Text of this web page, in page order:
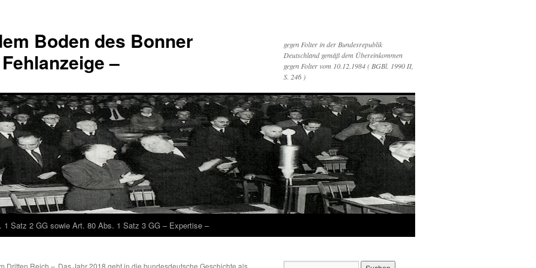
Boden des Bonner
–
gegen Folter in der Bundesrepublik
Deutschland gemäß dem Übereinkommen
gegen Folter vom 10.12.1984 ( BGBl. 1990 II,
S. 246 )
1 Satz 2 GG sowie Art. 80 Abs. 1 Satz 3 GG – Expertise –
Dritten Reich – Das Jahr 2018 geht in die bundesdeutsche Geschichte als